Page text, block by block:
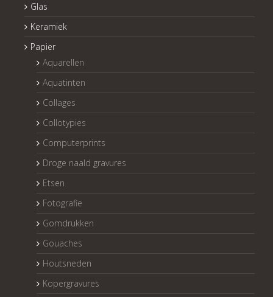
Glas
Keramiek
Papier
Aquarellen
Aquatinten
Collages
Collotypies
Computerprints
Droge naald gravures
Etsen
Fotografie
Gomdrukken
Gouaches
Houtsneden
Kopergravures